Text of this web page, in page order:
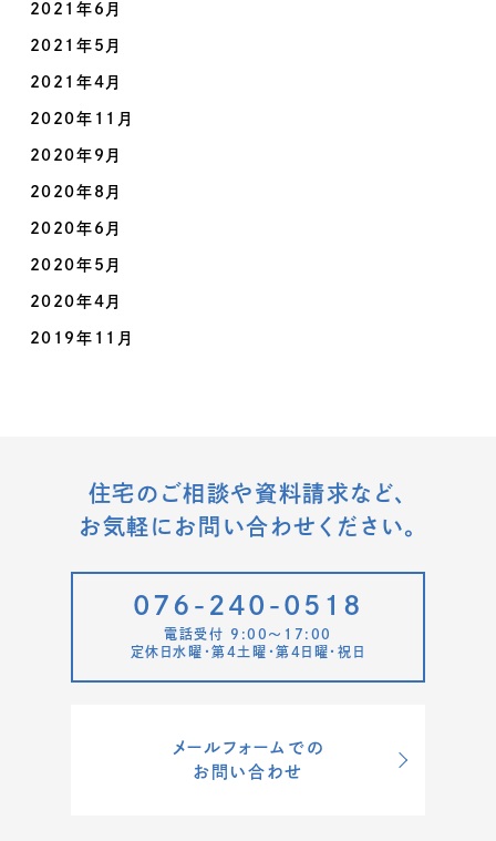
2021年6月
2021年5月
2021年4月
2020年11月
2020年9月
2020年8月
2020年6月
2020年5月
2020年4月
2019年11月
住宅のご相談や資料請求など、
お気軽にお問い合わせください。
076-240-0518
電話受付 9:00〜17:00
定休日水曜・第4土曜・第4日曜・祝日
メールフォームでの
お問い合わせ